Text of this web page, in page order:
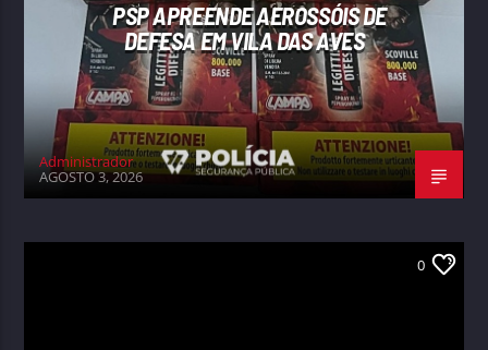
PSP APREENDE AEROSSÓIS DE
DEFESA EM VILA DAS AVES
Administrador
AGOSTO 3, 2026
0